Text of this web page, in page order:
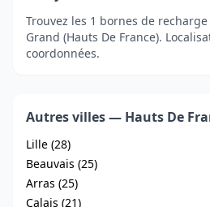
Trouvez les 1 bornes de
Grand (Hauts De France).
coordonnées.
Autres villes — Hauts De
Lille (28)
Beauvais (25)
Arras (25)
Calais (21)